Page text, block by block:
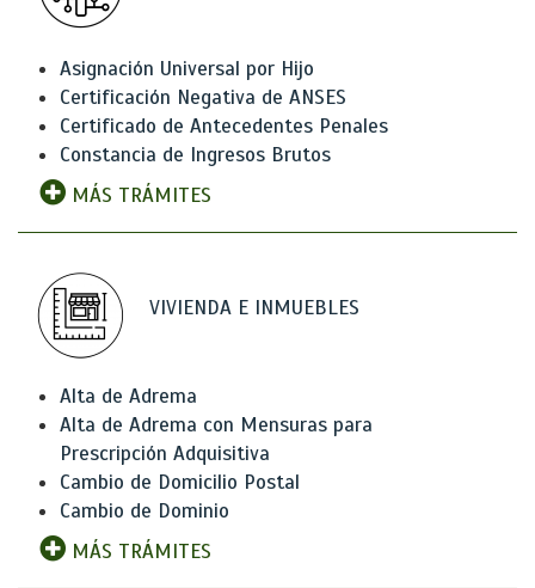
Asignación Universal por Hijo
Certificación Negativa de ANSES
Certificado de Antecedentes Penales
Constancia de Ingresos Brutos
MÁS TRÁMITES
VIVIENDA E INMUEBLES
Alta de Adrema
Alta de Adrema con Mensuras para
Prescripción Adquisitiva
Cambio de Domicilio Postal
Cambio de Dominio
MÁS TRÁMITES